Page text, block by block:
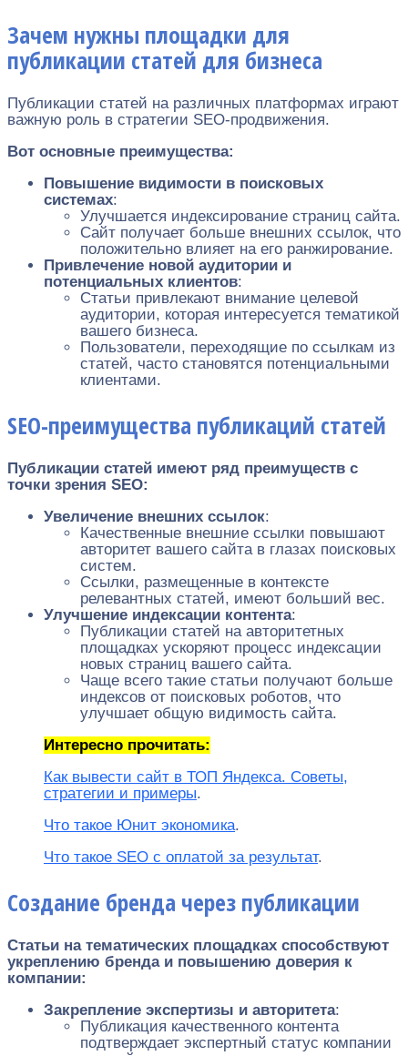
Зачем нужны площадки для
публикации статей для бизнеса
Публикации статей на различных платформах играют
важную роль в стратегии SEO-продвижения.
Вот основные преимущества:
Повышение видимости в поисковых
системах:
Улучшается индексирование страниц сайта.
Сайт получает больше внешних ссылок, что
положительно влияет на его ранжирование.
Привлечение новой аудитории и
потенциальных клиентов:
Статьи привлекают внимание целевой
аудитории, которая интересуется тематикой
вашего бизнеса.
Пользователи, переходящие по ссылкам из
статей, часто становятся потенциальными
клиентами.
SEO-преимущества публикаций статей
Публикации статей имеют ряд преимуществ с
точки зрения SEO:
Увеличение внешних ссылок:
Качественные внешние ссылки повышают
авторитет вашего сайта в глазах поисковых
систем.
Ссылки, размещенные в контексте
релевантных статей, имеют больший вес.
Улучшение индексации контента:
Публикации статей на авторитетных
площадках ускоряют процесс индексации
новых страниц вашего сайта.
Чаще всего такие статьи получают больше
индексов от поисковых роботов, что
улучшает общую видимость сайта.
Интересно прочитать:
Как вывести сайт в ТОП Яндекса. Советы,
стратегии и примеры.
Что такое Юнит экономика.
Что такое SEO с оплатой за результат.
Создание бренда через публикации
Статьи на тематических площадках способствуют
укреплению бренда и повышению доверия к
компании:
Закрепление экспертизы и авторитета:
Публикация качественного контента
подтверждает экспертный статус компании